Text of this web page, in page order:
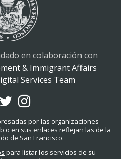
en colaboración con
& Immigrant Affairs
Services Team
por las organizaciones
o en sus enlaces reflejan las de la
de San Francisco.
para listar los servicios de su